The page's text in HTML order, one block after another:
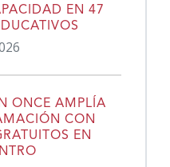
EN 47
ONCE AMPLÍA
CON
EN